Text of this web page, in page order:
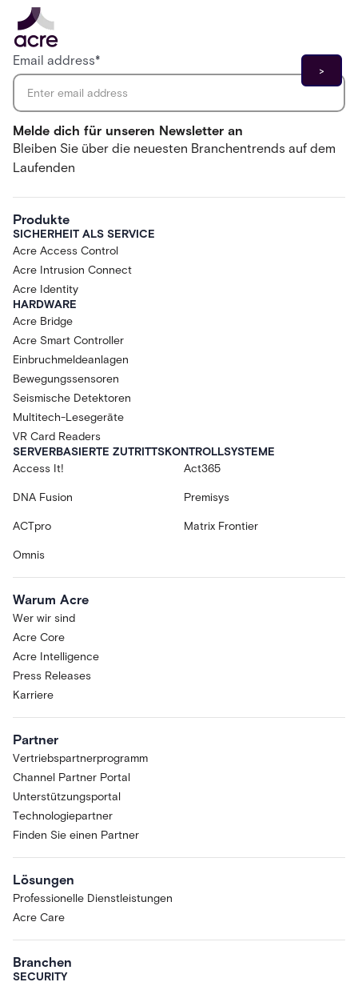
Melde dich für unseren Newsletter an
Bleiben Sie über die neuesten Branchentrends auf dem
Laufenden
Email address*
Produkte
SICHERHEIT ALS SERVICE
Acre Access Control
Acre Intrusion Connect
Acre Identity
HARDWARE
Acre Bridge
Acre Smart Controller
Einbruchmeldeanlagen
Bewegungssensoren
Seismische Detektoren
Multitech-Lesegeräte
VR Card Readers
SERVERBASIERTE ZUTRITTSKONTROLLSYSTEME
Access It!
Act365
DNA Fusion Premisys
ACTpro Matrix Frontier
Omnis
Warum Acre
Wer wir sind
Acre Core
Acre Intelligence
Press Releases
Karriere
Partner
Vertriebspartnerprogramm
Channel Partner Portal
Unterstützungsportal
Technologiepartner
Finden Sie einen Partner
Lösungen
Professionelle Dienstleistungen
Acre Care
Branchen
SECURITY